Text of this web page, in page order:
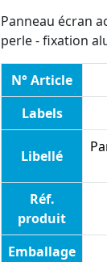
Panneau écran
perle - fixation
N° Article
Labels
Libellé
Réf.
produit
Emballage